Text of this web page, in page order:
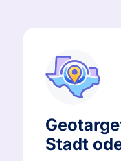
Stadt